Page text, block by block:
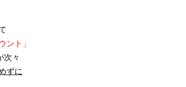
ント」
次々
ずに